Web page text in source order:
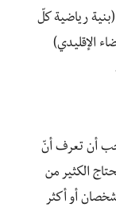
وهو الفرع الذي يهتمّ في دراسة Manifolds (بنية رياضية كلّ
الإقليدي)
أن تعرف أنّ
الكثير من
أو أكثر